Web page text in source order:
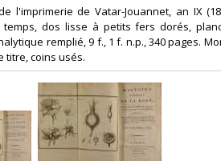
l'imprimerie de Vatar-Jouannet, an IX
dos lisse à petits fers dorés,
remplié, 9 f., 1 f. n.p., 340 pages.
titre, coins usés.‎